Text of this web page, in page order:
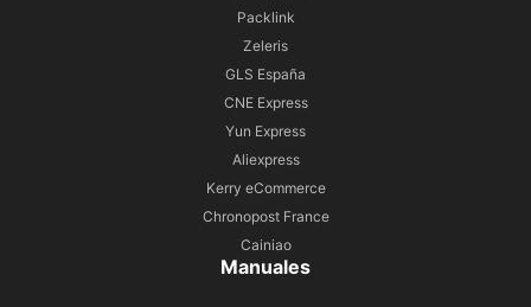
Packlink
Zeleris
GLS España
CNE Express
Yun Express
Aliexpress
Kerry eCommerce
Chronopost France
Cainiao
Manuales